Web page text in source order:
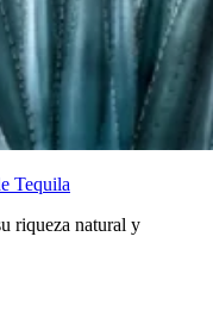
Tequila
riqueza natural y